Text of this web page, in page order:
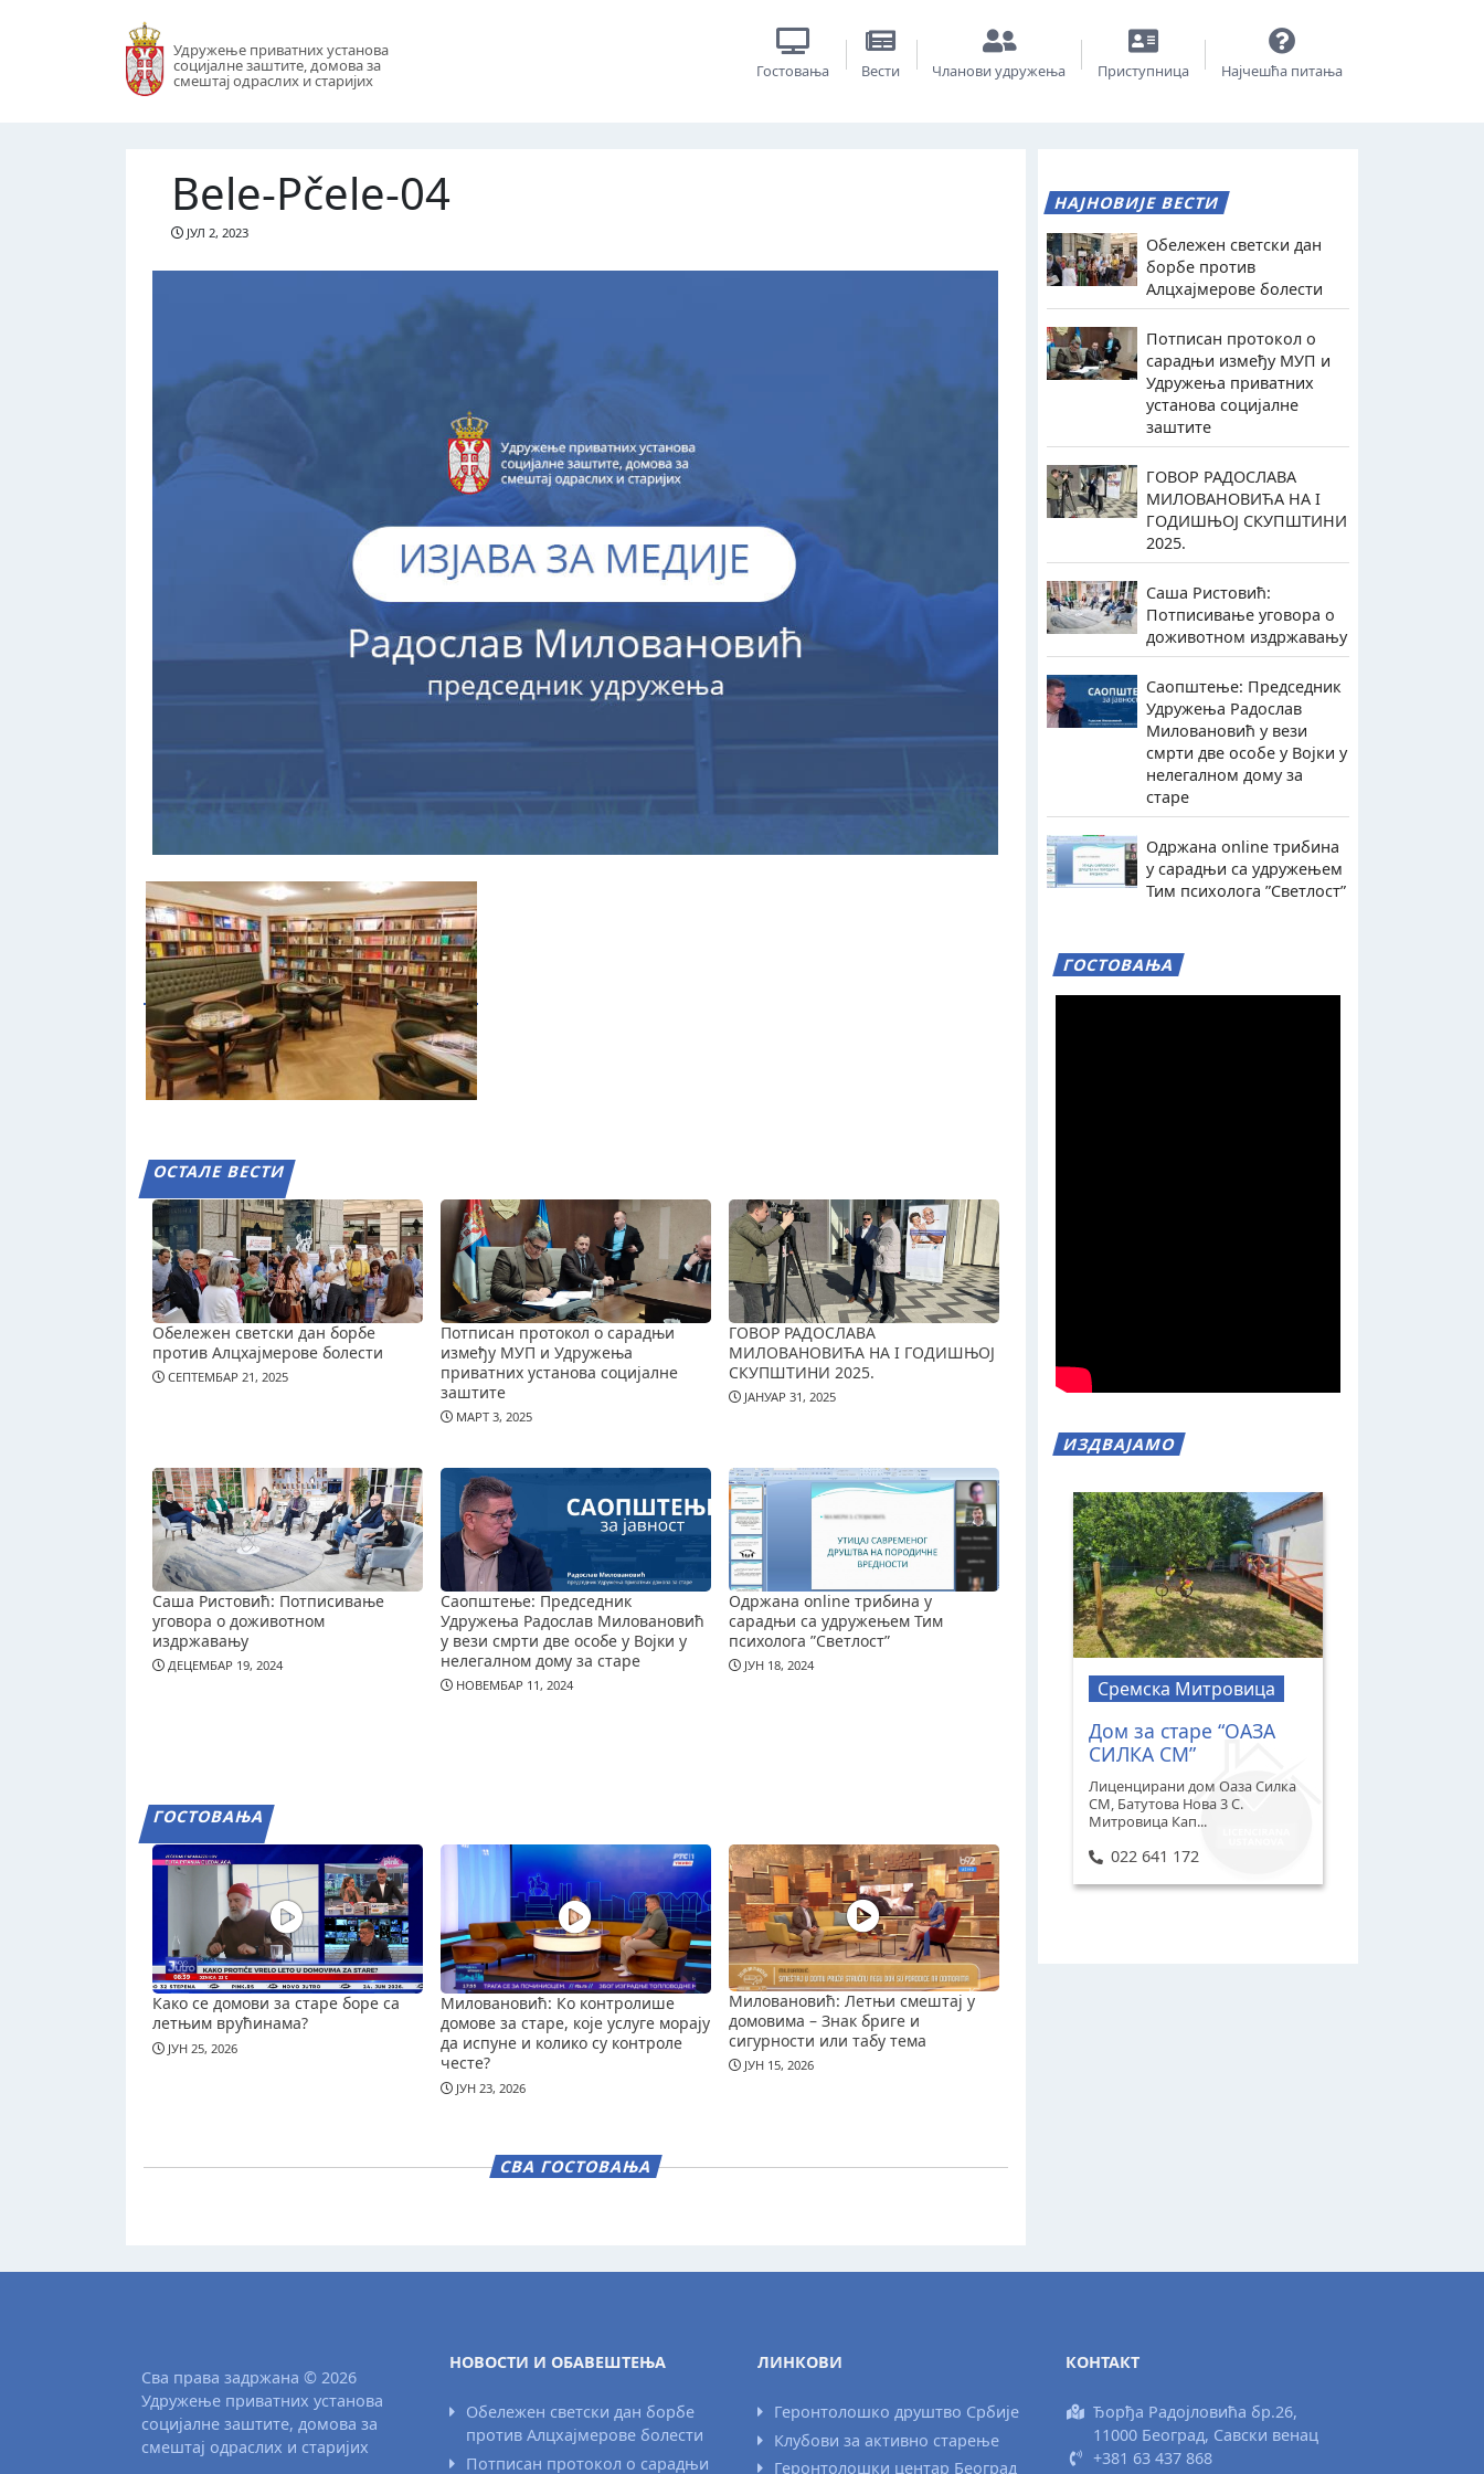
Удружење приватних установа
социјалне заштите, домова за
смештај одраслих и старијих
Гостовања Вести Чланови удружења Приступница Најчешћа питања
Bele-Pčele-04
ЈУЛ 2, 2023
ОСТАЛЕ ВЕСТИ
Обележен светски дан борбе
против Алцхајмерове болести
СЕПТЕМБАР 21, 2025
Потписан протокол о сарадњи
између МУП и Удружења
приватних установа социјалне
заштите
МАРТ 3, 2025
ГОВОР РАДОСЛАВА
МИЛОВАНОВИЋА НА I ГОДИШЊОЈ
СКУПШТИНИ 2025.
ЈАНУАР 31, 2025
Саша Ристовић: Потписивање
уговора о доживотном
издржавању
ДЕЦЕМБАР 19, 2024
Саопштење: Председник
Удружења Радослав Миловановић
у вези смрти две особе у Војки у
нелегалном дому за старе
НОВЕМБАР 11, 2024
Одржана online трибина у
сарадњи са удружењем Тим
психолога ”Светлост”
ЈУН 18, 2024
ГОСТОВАЊА
Како се домови за старе боре са
летњим врућинама?
ЈУН 25, 2026
Миловановић: Ко контролише
домове за старе, које услуге морају
да испуне и колико су контроле
честе?
ЈУН 23, 2026
Миловановић: Летњи смештај у
домовима – Знак бриге и
сигурности или табу тема
ЈУН 15, 2026
СВА ГОСТОВАЊА
НАЈНОВИЈЕ ВЕСТИ
Обележен светски дан
борбе против
Алцхајмерове болести
Потписан протокол о
сарадњи између МУП и
Удружења приватних
установа социјалне
заштите
ГОВОР РАДОСЛАВА
МИЛОВАНОВИЋА НА I
ГОДИШЊОЈ СКУПШТИНИ
2025.
Саша Ристовић:
Потписивање уговора о
доживотном издржавању
Саопштење: Председник
Удружења Радослав
Миловановић у вези
смрти две особе у Војки у
нелегалном дому за
старе
Одржана online трибина
у сарадњи са удружењем
Тим психолога ”Светлост”
ГОСТОВАЊА
ИЗДВАЈАМО
Сремска Митровица
Дом за старе “ОАЗА
СИЛКА СМ”
Лиценцирани дом Оаза Силка
СМ, Батутова Нова 3 С.
Митровица Кап...
022 641 172
Сва права задржана © 2026
Удружење приватних установа
социјалне заштите, домова за
смештај одраслих и старијих
НОВОСТИ И ОБАВЕШТЕЊА
Обележен светски дан борбе
против Алцхајмерове болести
Потписан протокол о сарадњи
ЛИНКОВИ
Геронтолошко друштво Србије
Клубови за активно старење
Геронтолошки центар Београд
КОНТАКТ
Ђорђа Радојловића бр.26,
11000 Београд, Савски венац
+381 63 437 868